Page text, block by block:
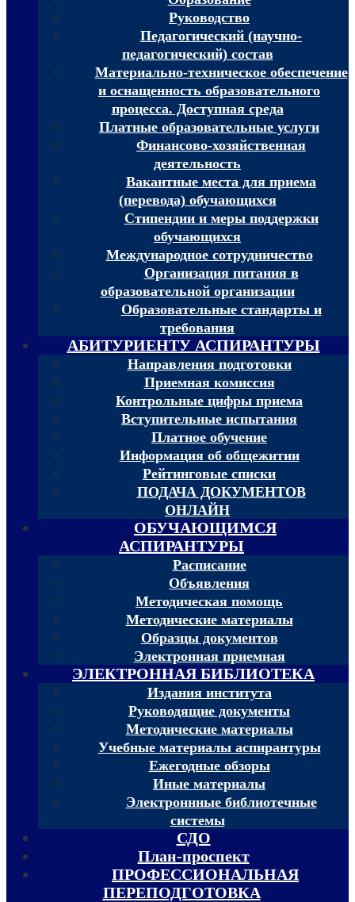
Руководство
Педагогический (научно-
педагогический) состав
Материально-техническое обеспечение
и оснащенность образовательного
процесса. Доступная среда
Платные образовательные услуги
Финансово-хозяйственная
деятельность
Вакантные места для приема
(перевода) обучающихся
Стипендии и меры поддержки
обучающихся
Международное сотрудничество
Организация питания в
образовательной организации
Образовательные стандарты и
требования
АБИТУРИЕНТУ АСПИРАНТУРЫ
Направления подготовки
Приемная комиссия
Контрольные цифры приема
Вступительные испытания
Платное обучение
Информация об общежитии
Рейтинговые списки
ПОДАЧА ДОКУМЕНТОВ
ОНЛАЙН
ОБУЧАЮЩИМСЯ
АСПИРАНТУРЫ
Расписание
Объявления
Методическая помощь
Методические материалы
Образцы документов
Электронная приемная
ЭЛЕКТРОННАЯ БИБЛИОТЕКА
Издания института
Руководящие документы
Методические материалы
Учебные материалы аспирантуры
Ежегодные обзоры
Иные материалы
Электроннные библиотечные
системы
СДО
План-проспект
ПРОФЕССИОНАЛЬНАЯ
ПЕРЕПОДГОТОВКА